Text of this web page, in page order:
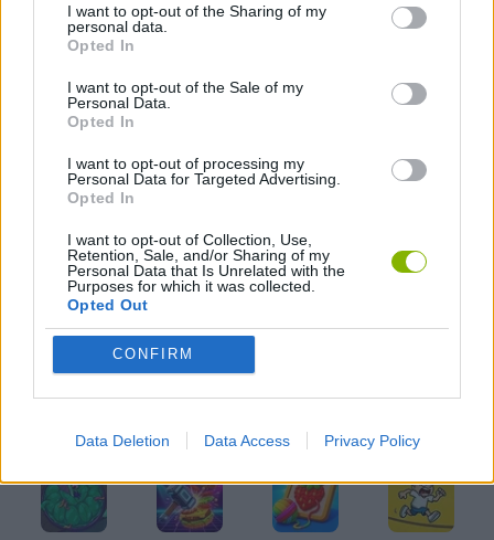
I want to opt-out of the Sharing of my
personal data.
Opted In
I want to opt-out of the Sale of my
Personal Data.
Opted In
I want to opt-out of processing my
Personal Data for Targeted Advertising.
Opted In
I want to opt-out of Collection, Use,
Retention, Sale, and/or Sharing of my
Personal Data that Is Unrelated with the
Purposes for which it was collected.
Opted Out
CONFIRM
Data Deletion Data Access Privacy Policy
JOGOS INFANTIS
JOGOS CELULAR